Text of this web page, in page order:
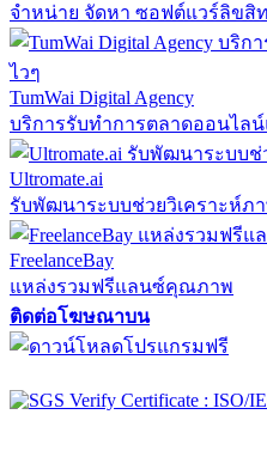
จำหน่าย จัดหา ซอฟต์แวร์ลิขสิ
TumWai Digital Agency
บริการรับทำการตลาดออนไลน์
Ultromate.ai
รับพัฒนาระบบช่วยวิเคราะห์ภ
FreelanceBay
แหล่งรวมฟรีแลนซ์คุณภาพ
ติดต่อโฆษณาบน